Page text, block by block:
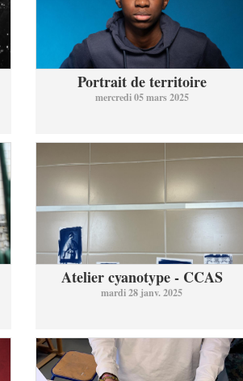
Portrait de territoire
mercredi 05 mars 2025
Atelier cyanotype - CCAS
mardi 28 janv. 2025